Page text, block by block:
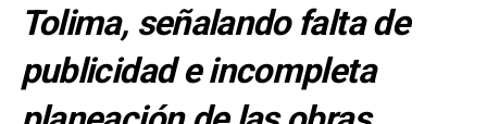
Tolima, señalando falta de
publicidad e incompleta